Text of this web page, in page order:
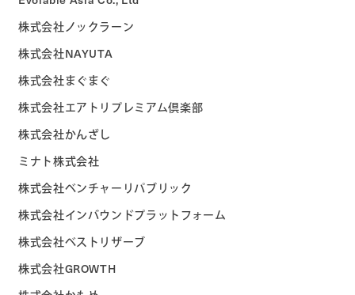
株式会社ノックラーン
株式会社NAYUTA
株式会社まぐまぐ
株式会社エアトリプレミアム倶楽部
株式会社かんざし
ミナト株式会社
株式会社ベンチャーリパブリック
株式会社インバウンドプラットフォーム
株式会社ベストリザーブ
株式会社GROWTH